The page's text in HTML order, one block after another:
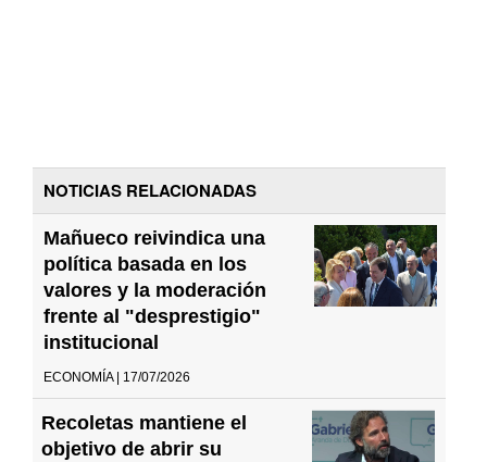
NOTICIAS RELACIONADAS
Mañueco reivindica una
política basada en los
valores y la moderación
frente al "desprestigio"
institucional
ECONOMÍA | 17/07/2026
Recoletas mantiene el
objetivo de abrir su